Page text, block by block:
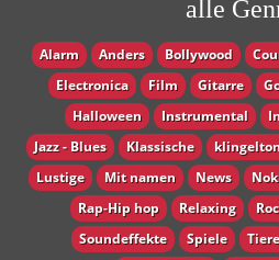
alle
Alarm Anders Bollywood
Electronica
Film Gitarre
Halloween
Instrumental
Jazz - Blues
Klassische
Lustige
Mit namen News
Rap-Hip hop
Relaxing
Soundeffekte
Spiele Tiere